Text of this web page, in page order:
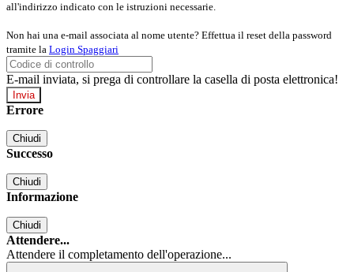
all'indirizzo indicato con le istruzioni necessarie.
Non hai una e-mail associata al nome utente? Effettua il reset della password
tramite la Login Spaggiari
E-mail inviata, si prega di controllare la casella di posta elettronica!
Errore
Chiudi
Successo
Chiudi
Informazione
Chiudi
Attendere...
Attendere il completamento dell'operazione...